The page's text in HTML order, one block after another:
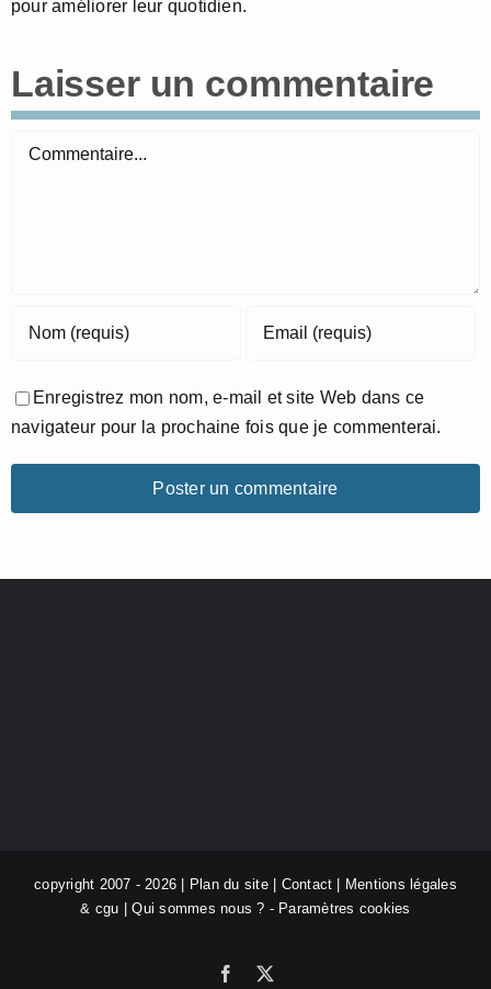
pour améliorer leur quotidien.
Laisser un commentaire
Commentaire
Enregistrez mon nom, e-mail et site Web dans ce
navigateur pour la prochaine fois que je commenterai.
copyright 2007 - 2026 | Plan du site| Contact | Mentions légales
& cgu |Qui sommes nous ? - Paramètres cookies
Facebook